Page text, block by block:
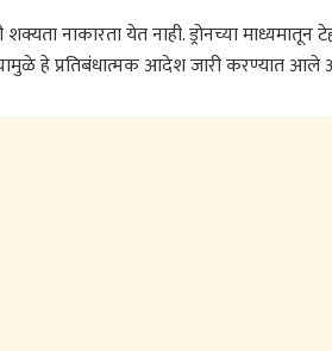
नाकारता येत नाही. ड्रोनच्या
त्यामुळे हे प्रतिबंधात्मक आदेश जारी करण्यात